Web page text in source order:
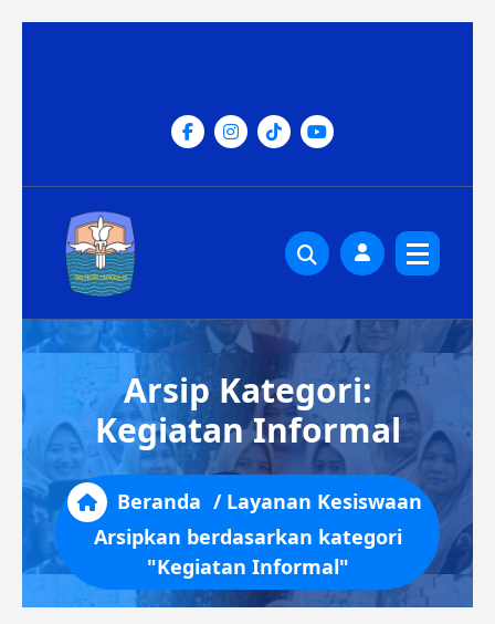
Arsip Kategori:
Kegiatan Informal
Beranda / Layanan Kesiswaan
Arsipkan berdasarkan kategori
"Kegiatan Informal"